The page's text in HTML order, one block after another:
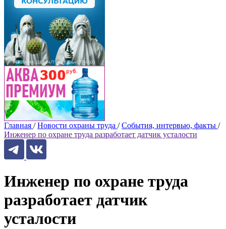
Главная / Новости охраны труда / События, интервью, факты /
Инженер по охране труда разработает датчик усталости
Инженер по охране труда
разработает датчик
усталости